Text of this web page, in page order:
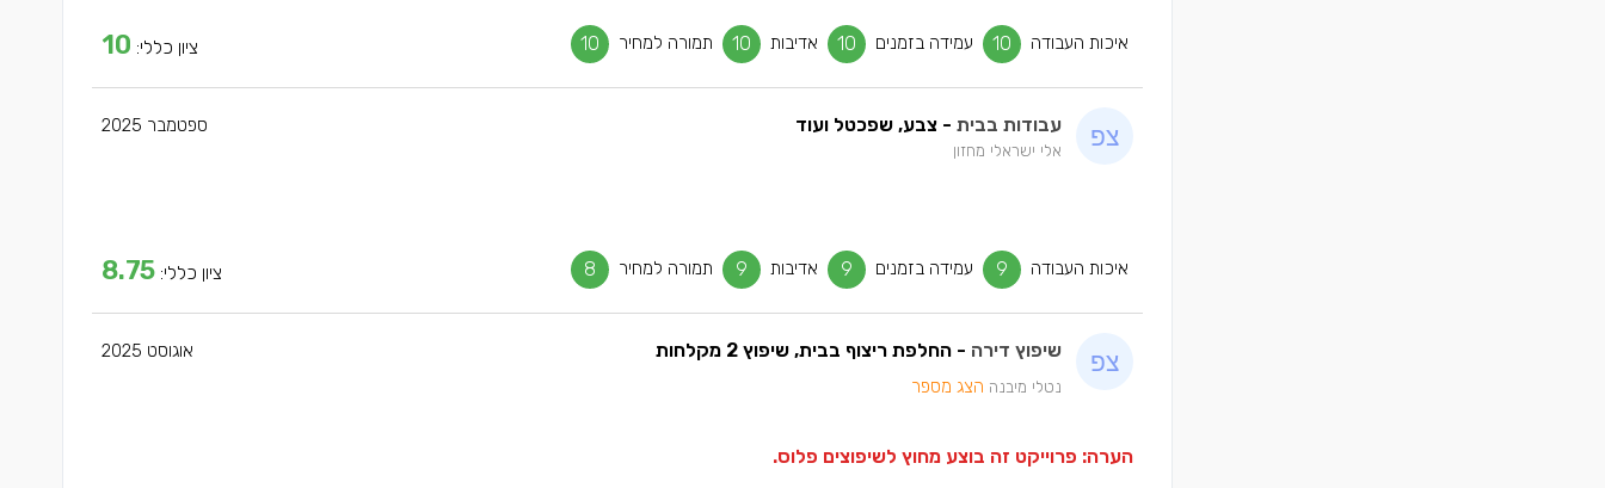
איכות העבודה 10 עמידה בזמנים 10 אדיבות 10 תמורה למחיר 10 ציון כללי: 10
עבודות בבית - צבע, שפכטל ועוד
אלי ישראלי מחזון
ספטמבר 2025
איכות העבודה 9 עמידה בזמנים 9 אדיבות 9 תמורה למחיר 8 ציון כללי: 8.75
שיפוץ דירה - החלפת ריצוף בבית, שיפוץ 2 מקלחות
נטלי מיבנה הצג מספר
אוגוסט 2025
הערה: פרוייקט זה בוצע מחוץ לשיפוצים פלוס.